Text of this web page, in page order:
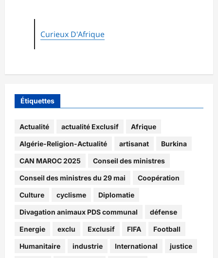
Curieux D'Afrique
Étiquettes
Actualité actualité Exclusif Afrique
Algérie-Religion-Actualité artisanat Burkina
CAN MAROC 2025 Conseil des ministres
Conseil des ministres du 29 mai Coopération
Culture cyclisme Diplomatie
Divagation animaux PDS communal défense
Energie exclu Exclusif FIFA Football
Humanitaire industrie International justice